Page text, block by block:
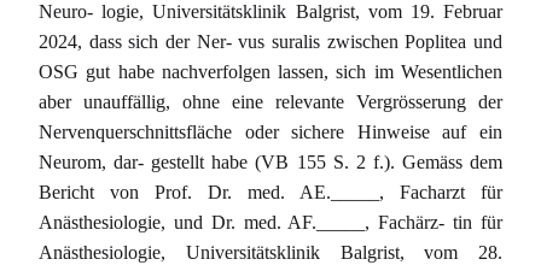
Neuro- logie, Universitätsklinik Balgrist, vom 19. Februar
2024, dass sich der Ner- vus suralis zwischen Poplitea und
OSG gut habe nachverfolgen lassen, sich im Wesentlichen
aber unauffällig, ohne eine relevante Vergrösserung der
Nervenquerschnittsfläche oder sichere Hinweise auf ein
Neurom, dar- gestellt habe (VB 155 S. 2 f.). Gemäss dem
Bericht von Prof. Dr. med. AE._____, Facharzt für
Anästhesiologie, und Dr. med. AF._____, Fachärz- tin für
Anästhesiologie, Universitätsklinik Balgrist, vom 28.